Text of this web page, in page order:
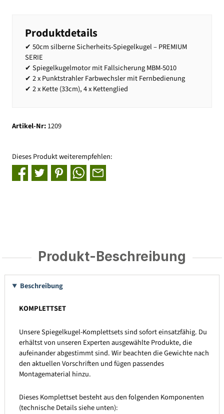
Produktdetails
✔ 50cm silberne Sicherheits-Spiegelkugel – PREMIUM
SERIE
✔ Spiegelkugelmotor mit Fallsicherung MBM-5010
✔ 2 x Punktstrahler Farbwechsler mit Fernbedienung
✔ 2 x Kette (33cm), 4 x Kettenglied
Artikel-Nr:1209
Dieses Produkt weiterempfehlen:
Produkt-Beschreibung
Beschreibung
KOMPLETTSET
Unsere Spiegelkugel-Komplettsets sind sofort einsatzfähig. Du
erhältst von unseren Experten ausgewählte Produkte, die
aufeinander abgestimmt sind. Wir beachten die Gewichte nach
den aktuellen Vorschriften und fügen passendes
Montagematerial hinzu.
Dieses Komplettset besteht aus den folgenden Komponenten
(technische Details siehe unten):